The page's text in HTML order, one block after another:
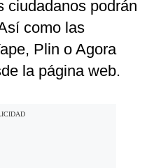
ciudadanos podrán
como las
Plin o Agora
la página web.